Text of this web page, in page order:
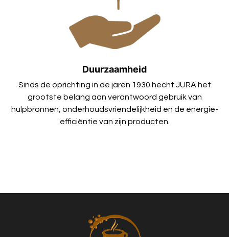
Duurzaamheid
Sinds de oprichting in de jaren 1930 hecht JURA het
grootste belang aan verantwoord gebruik van
hulpbronnen, onderhoudsvriendelijkheid en de energie-
efficiëntie van zijn producten.